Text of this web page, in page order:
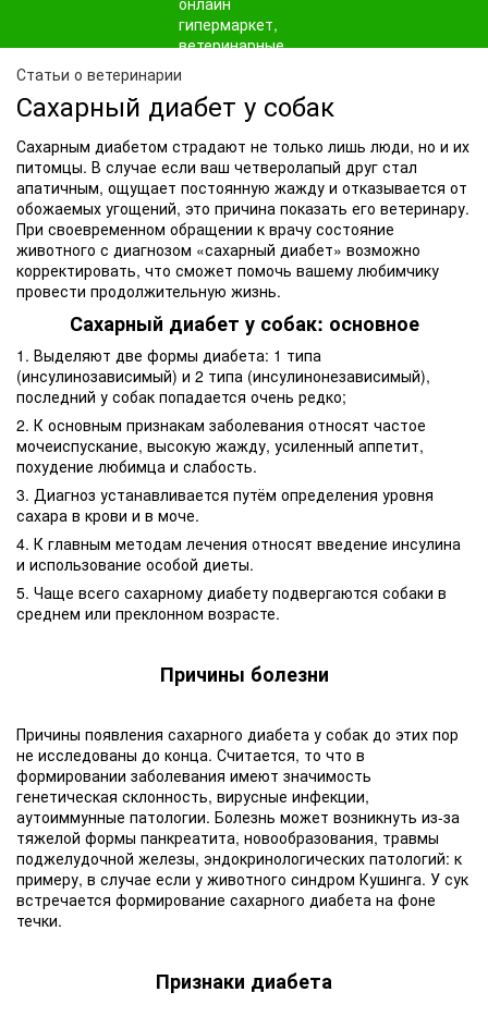
Статьи о ветеринарии
Сахарный диабет у собак
Сахарным диабетом страдают не только лишь люди, но и их
питомцы. В случае если ваш четверолапый друг стал
апатичным, ощущает постоянную жажду и отказывается от
обожаемых угощений, это причина показать его ветеринару.
При своевременном обращении к врачу состояние
животного с диагнозом «сахарный диабет» возможно
корректировать, что сможет помочь вашему любимчику
провести продолжительную жизнь.
Сахарный диабет у собак: основное
1. Выделяют две формы диабета: 1 типа
(инсулинозависимый) и 2 типа (инсулинонезависимый),
последний у собак попадается очень редко;
2. К основным признакам заболевания относят частое
мочеиспускание, высокую жажду, усиленный аппетит,
похудение любимца и слабость.
3. Диагноз устанавливается путём определения уровня
сахара в крови и в моче.
4. К главным методам лечения относят введение инсулина
и использование особой диеты.
5. Чаще всего сахарному диабету подвергаются собаки в
среднем или преклонном возрасте.
Причины болезни
Причины появления сахарного диабета у собак до этих пор
не исследованы до конца. Считается, то что в
формировании заболевания имеют значимость
генетическая склонность, вирусные инфекции,
аутоиммунные патологии. Болезнь может возникнуть из-за
тяжелой формы панкреатита, новообразования, травмы
поджелудочной железы, эндокринологических патологий: к
примеру, в случае если у животного синдром Кушинга. У сук
встречается формирование сахарного диабета на фоне
течки.
Признаки диабета